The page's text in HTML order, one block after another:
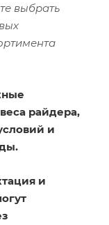
выбрать
райдера,
и
и